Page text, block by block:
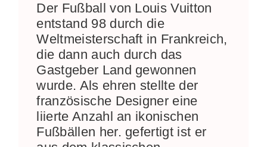
Der Fußball von Louis Vuitton
entstand 98 durch die
Weltmeisterschaft in Frankreich,
die dann auch durch das
Gastgeber Land gewonnen
wurde. Als ehren stellte der
französische Designer eine
liierte Anzahl an ikonischen
Fußbällen her. gefertigt ist er